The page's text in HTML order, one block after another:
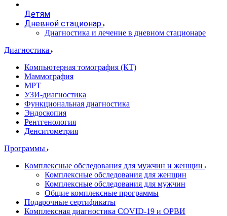
Детям
Дневной стационар
Диагностика и лечение в дневном стационаре
Диагностика
Компьютерная томография (КТ)
Маммография
МРТ
УЗИ-диагностика
Функциональная диагностика
Эндоскопия
Рентгенология
Денситометрия
Программы
Комплексные обследования для мужчин и женщин
Комплексные обследования для женщин
Комплексные обследования для мужчин
Общие комплексные программы
Подарочные сертификаты
Комплексная диагностика COVID-19 и ОРВИ